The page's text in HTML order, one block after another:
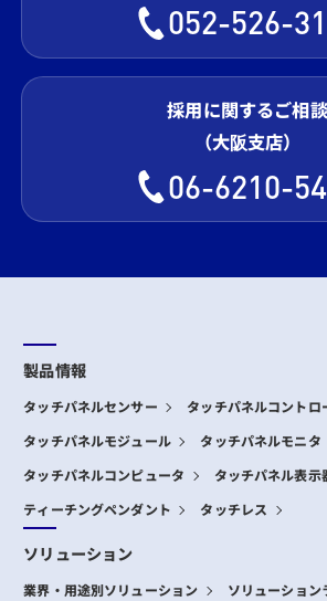
052-526-
採用に関するご相談
（大阪支店）
06-6210-
製品情報
タッチパネルセンサー タッチパネルコントロ
タッチパネルモジュール タッチパネルモニタ
タッチパネルコンピュータ タッチパネル表示
ティーチングペンダント タッチレス
ソリューション
業界・用途別ソリューション ソリューション